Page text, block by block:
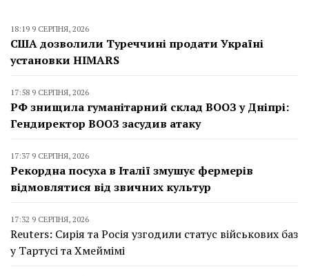
18:19 9 СЕРПНЯ, 2026
США дозволили Туреччині продати Україні
установки HIMARS
17:58 9 СЕРПНЯ, 2026
РФ знищила гуманітарний склад ВООЗ у Дніпрі:
Гендиректор ВООЗ засудив атаку
17:37 9 СЕРПНЯ, 2026
Рекордна посуха в Італії змушує фермерів
відмовлятися від звичних культур
17:32 9 СЕРПНЯ, 2026
Reuters: Сирія та Росія узгодили статус військових баз
у Тартусі та Хмеймімі